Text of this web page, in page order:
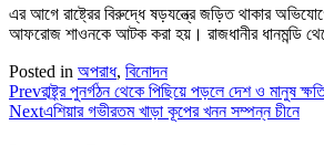
এর আগে রাষ্ট্রের বিরুদ্ধে ষড়যন্ত্রে জড়িত থাকার
আফরোজ শাওনকে আটক করা হয়। রাজধানীর ধানমন্ডি
Posted in অপরাধ, বিনোদন
Prevরাষ্ট্র্র পুনর্গঠন থেকে পিছিয়ে পড়লে দেশ ও মানুষ
Nextএশিয়ার গভীরতম খাড়া কূপের খনন সম্পন্ন চীনে